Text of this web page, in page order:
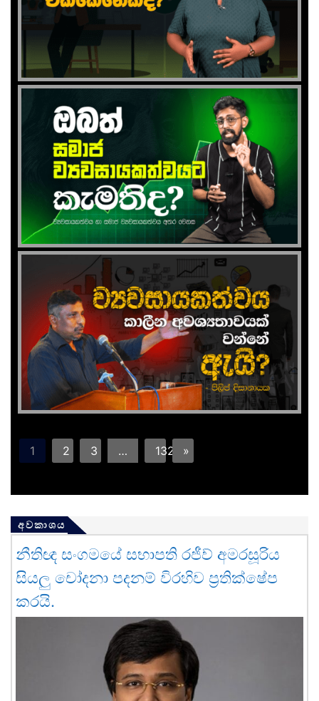
1 2 3 … 132 »
අවකාශය
නීතිඥ සංගමයේ සභාපති රජීව් අමරසූරිය
සියලු චෝදනා පදනම් විරහිව ප්‍රතික්ෂේප
කරයි.